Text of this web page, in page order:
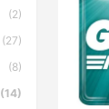
(2)
(27)
(8)
(14)